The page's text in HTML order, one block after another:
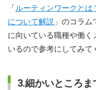
「 ルーティンワークとは
について解説 」のコラ
に向いている職種や働く
いるので参考にしてみて
3.細かいところ